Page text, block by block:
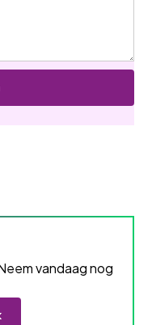
vandaag nog